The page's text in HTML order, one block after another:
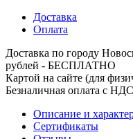
Доставка
Оплата
Доставка по городу
рублей -
Картой на сайте (для
Безналичная оплата с
Описание и
Сертификаты